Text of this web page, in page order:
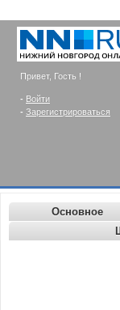
Привет, Гость !
- Войти
- Зарегистрироваться
Основное